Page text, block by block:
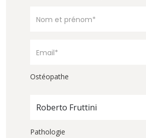
Ostéopathe
Roberto Fruttini
Pathologie